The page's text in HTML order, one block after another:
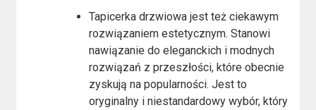
Tapicerka drzwiowa jest też ciekawym
rozwiązaniem estetycznym. Stanowi
nawiązanie do eleganckich i modnych
rozwiązań z przeszłości, które obecnie
zyskują na popularności. Jest to
oryginalny i niestandardowy wybór, który